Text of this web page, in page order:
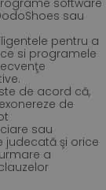
sau
pentru a
si programele
de acord că,
de
sau
judecată şi orice
a